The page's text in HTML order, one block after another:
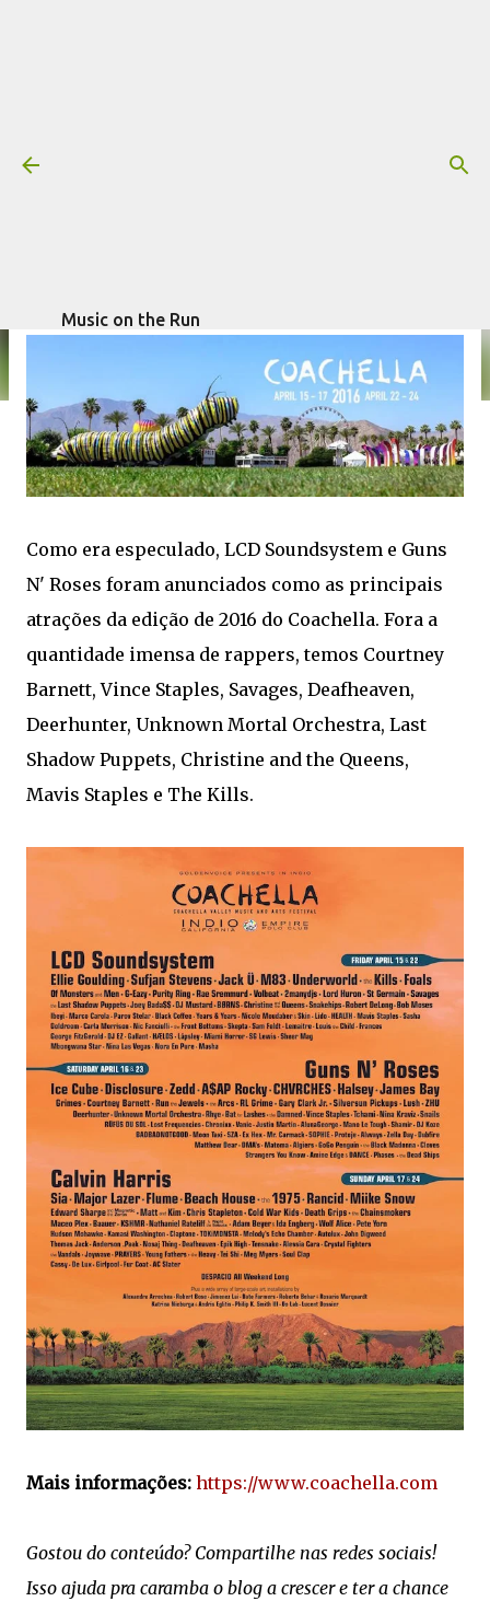
Music on the Run
Festivais: Coachella 2016 - line-up
Como era especulado, LCD Soundsystem e Guns
N' Roses foram anunciados como as principais
atrações da edição de 2016 do Coachella. Fora a
quantidade imensa de rappers, temos Courtney
Barnett, Vince Staples, Savages, Deafheaven,
Deerhunter, Unknown Mortal Orchestra, Last
Shadow Puppets, Christine and the Queens,
Mavis Staples e The Kills.
Mais informações: https://www.coachella.com
Gostou do conteúdo? Compartilhe nas redes sociais!
Isso ajuda pra caramba o blog a crescer e ter a chance